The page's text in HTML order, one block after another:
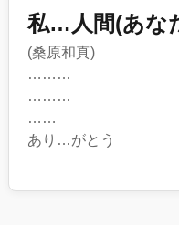
私…人間(あな
(桑原和真)
………
………
……
あり…がとう